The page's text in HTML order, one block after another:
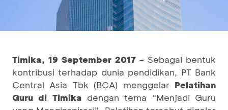
Timika, 19 September 2017– Sebagai bentuk
kontribusi terhadap dunia pendidikan, PT Bank
Central Asia Tbk (BCA) menggelar Pelatihan
Guru di Timika dengan tema “Menjadi Guru